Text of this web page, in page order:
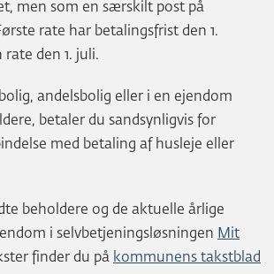
men som en særskilt post på
rate har betalingsfrist den 1.
den 1. juli.
andelsbolig eller i en ejendom
betaler du sandsynligvis for
med betaling af husleje eller
beholdere og de aktuelle årlige
i selvbetjeningsløsningen Mit
finder du på kommunens takstblad